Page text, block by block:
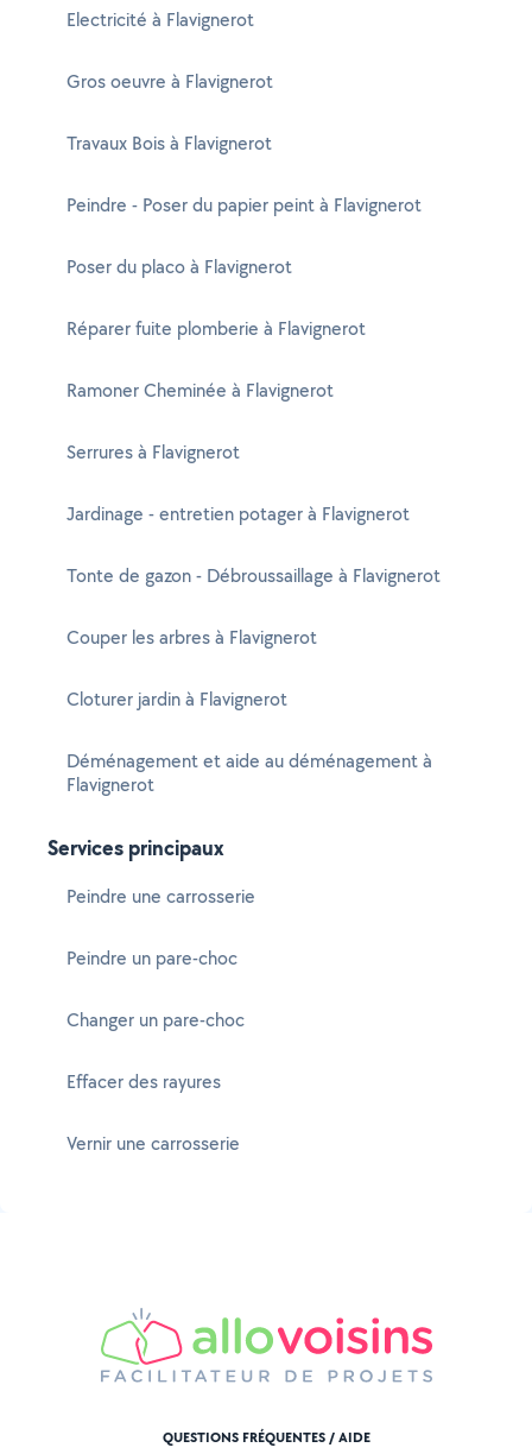
Electricité à Flavignerot
Gros oeuvre à Flavignerot
Travaux Bois à Flavignerot
Peindre - Poser du papier peint à Flavignerot
Poser du placo à Flavignerot
Réparer fuite plomberie à Flavignerot
Ramoner Cheminée à Flavignerot
Serrures à Flavignerot
Jardinage - entretien potager à Flavignerot
Tonte de gazon - Débroussaillage à Flavignerot
Couper les arbres à Flavignerot
Cloturer jardin à Flavignerot
Déménagement et aide au déménagement à
Flavignerot
Services principaux
Peindre une carrosserie
Peindre un pare-choc
Changer un pare-choc
Effacer des rayures
Vernir une carrosserie
QUESTIONS FRÉQUENTES / AIDE